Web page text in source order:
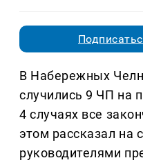
В Набережных
случились 9 ЧП на
4 случаях все
этом рассказал на
руководителями